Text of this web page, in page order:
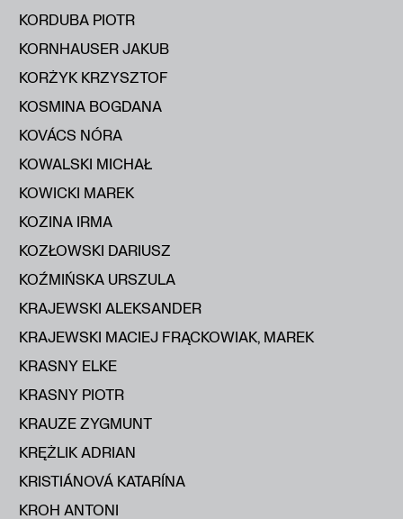
KORDUBA PIOTR
KORNHAUSER JAKUB
KORŻYK KRZYSZTOF
KOSMINA BOGDANA
KOVÁCS NÓRA
KOWALSKI MICHAŁ
KOWICKI MAREK
KOZINA IRMA
KOZŁOWSKI DARIUSZ
KOŹMIŃSKA URSZULA
KRAJEWSKI ALEKSANDER
KRAJEWSKI MACIEJ FRĄCKOWIAK, MAREK
KRASNY ELKE
KRASNY PIOTR
KRAUZE ZYGMUNT
KRĘŻLIK ADRIAN
KRISTIÁNOVÁ KATARÍNA
KROH ANTONI